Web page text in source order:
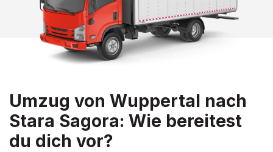
Umzug von Wuppertal nach
Stara Sagora: Wie bereitest
du dich vor?